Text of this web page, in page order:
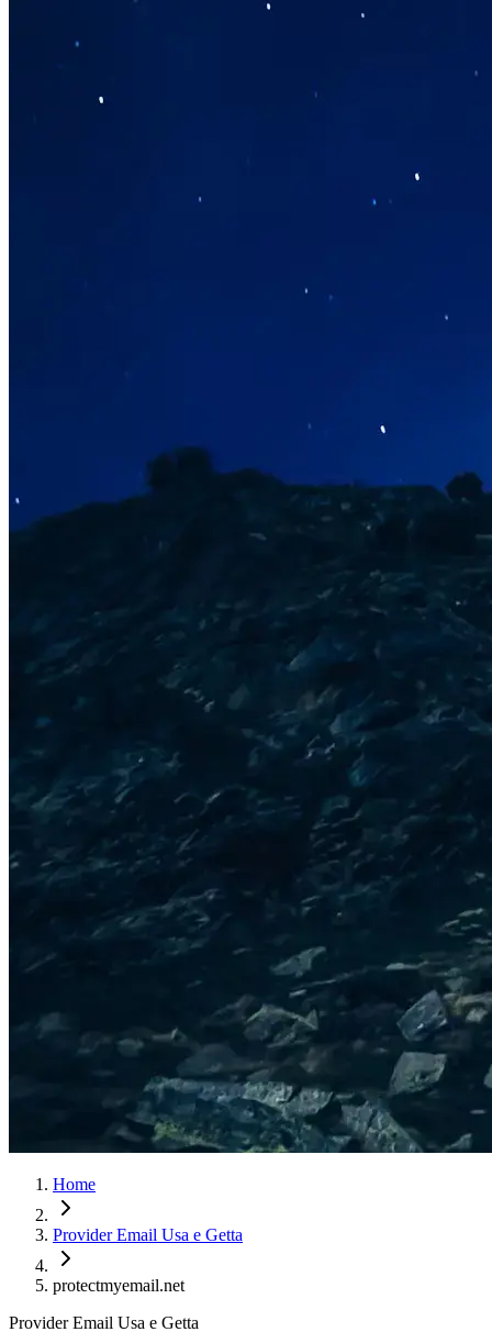
Home
Provider Email Usa e Getta
protectmyemail.net
Provider Email Usa e Getta